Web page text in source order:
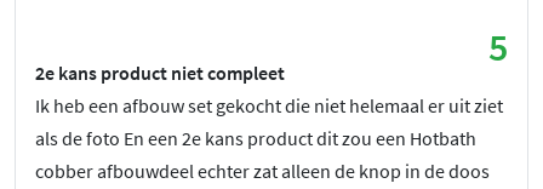
5
2e kans product niet compleet
Ik heb een afbouw set gekocht die niet helemaal er uit ziet
als de foto En een 2e kans product dit zou een Hotbath
cobber afbouwdeel echter zat alleen de knop in de doos